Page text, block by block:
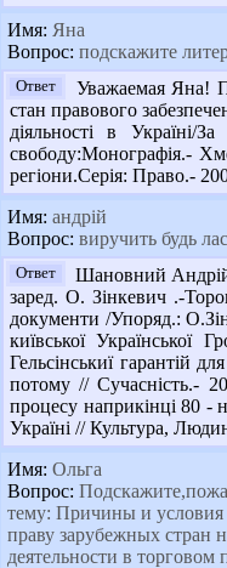
Имя: Яна
Вопрос: подскажите
Ответ
Уважаемая Яна!
стан правового
діяльності в
свободу:Монографія.-
регіони.Серія: Право.-
Имя: андрій
Вопрос: виручить будь
Ответ
Шановний
заред. О. Зінкевич .-
документи /Упоряд.:
київської
Гельсінськиї гарантій
потому // Сучасність.-
процесу наприкінці 80 -
Україні // Культура,
Имя: Ольга
Вопрос:
тему: Причины и условия
праву зарубежных стран
деятельности в торговом